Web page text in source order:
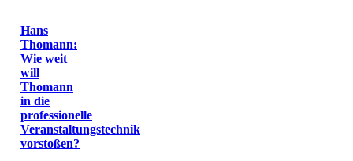
Hans
Thomann:
Wie weit
will
Thomann
in die
professionelle
Veranstaltungstechnik
vorstoßen?